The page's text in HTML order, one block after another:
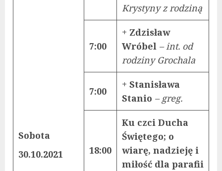
Sobota
30.10.2021
Krystyny z rodziną
7:00
+ Zdzisław
Wróbel – int. od
rodziny Grochala
7:00
+ Stanisława
Stanio – greg.
18:00
Ku czci Ducha
Świętego; o
wiarę, nadzieję i
miłość dla parafii